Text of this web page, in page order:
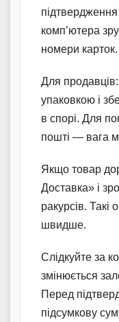
комп’ютера
номери карток.
Для
упаковкою і
в спорі. Для
пошті — вага
Якщо товар
Доставка» і
ракурсів.
швидше.
Слідкуйте за
змінюється
Перед
підсумкову